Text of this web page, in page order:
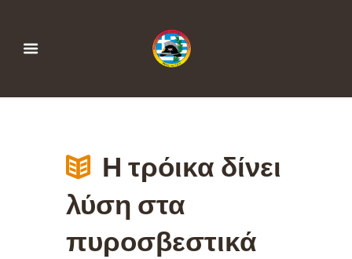
Η τρόικα δίνει
λύση στα
πυροσβεστικά